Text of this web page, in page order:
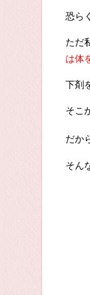
恐ら
ただ
は体
下剤
そこ
だか
そん